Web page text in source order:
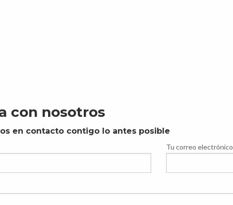
con nosotros
en contacto contigo lo antes posible
Tu correo electrónico